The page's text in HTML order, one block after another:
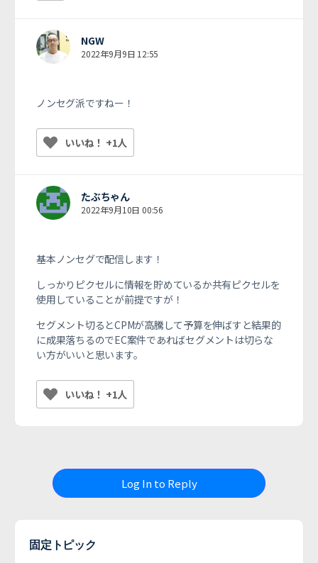
NGW
2022年9月9日 12:55
ノンセグ派ですねー！
いいね！ +1人
たぶちゃん
2022年9月10日 00:56
基本ノンセグで配信します！
しっかりピクセルに情報を貯めているか共有ピクセルを
使用していることが前提ですが！
セグメント切るとCPMが高騰して予算を伸ばすと結果的
に成果落ちるのでEC案件であればセグメントは切らな
い方がいいと思います。
いいね！ +1人
Log In to Reply
固定トピック